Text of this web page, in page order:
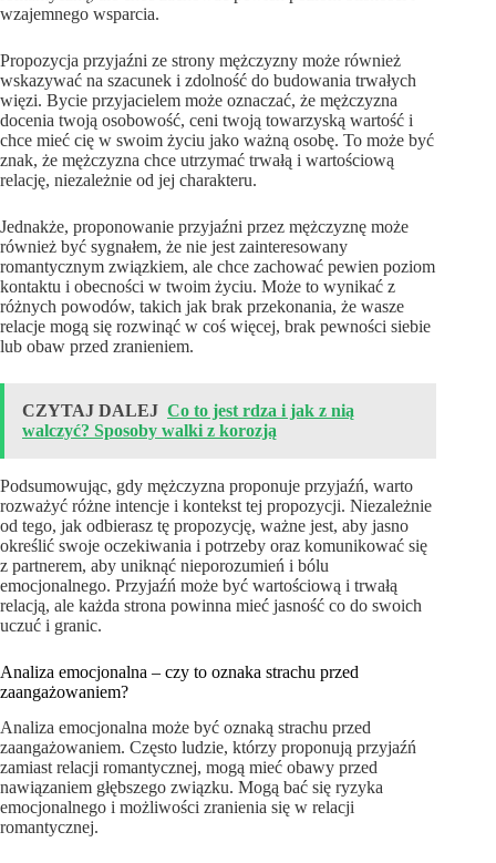
wzajemnego wsparcia.
Propozycja przyjaźni ze strony mężczyzny może również
wskazywać na szacunek i zdolność do budowania trwałych
więzi. Bycie przyjacielem może oznaczać, że mężczyzna
docenia twoją osobowość, ceni twoją towarzyską wartość i
chce mieć cię w swoim życiu jako ważną osobę. To może być
znak, że mężczyzna chce utrzymać trwałą i wartościową
relację, niezależnie od jej charakteru.
Jednakże, proponowanie przyjaźni przez mężczyznę może
również być sygnałem, że nie jest zainteresowany
romantycznym związkiem, ale chce zachować pewien poziom
kontaktu i obecności w twoim życiu. Może to wynikać z
różnych powodów, takich jak brak przekonania, że wasze
relacje mogą się rozwinąć w coś więcej, brak pewności siebie
lub obaw przed zranieniem.
CZYTAJ DALEJ Co to jest rdza i jak z nią
walczyć? Sposoby walki z korozją
Podsumowując, gdy mężczyzna proponuje przyjaźń, warto
rozważyć różne intencje i kontekst tej propozycji. Niezależnie
od tego, jak odbierasz tę propozycję, ważne jest, aby jasno
określić swoje oczekiwania i potrzeby oraz komunikować się
z partnerem, aby uniknąć nieporozumień i bólu
emocjonalnego. Przyjaźń może być wartościową i trwałą
relacją, ale każda strona powinna mieć jasność co do swoich
uczuć i granic.
Analiza emocjonalna – czy to oznaka strachu przed
zaangażowaniem?
Analiza emocjonalna może być oznaką strachu przed
zaangażowaniem. Często ludzie, którzy proponują przyjaźń
zamiast relacji romantycznej, mogą mieć obawy przed
nawiązaniem głębszego związku. Mogą bać się ryzyka
emocjonalnego i możliwości zranienia się w relacji
romantycznej.